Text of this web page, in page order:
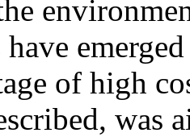
have
of high
was